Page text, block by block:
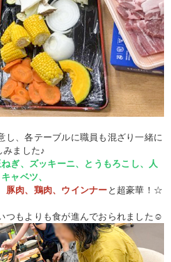
し、各テーブルに職員も混ざり一緒に
みました♪
ぎ、ズッキーニ、とうもろこし、人
ャベツ、
豚肉、鶏肉、ウインナー と超豪華！☆
つもよりも食が進んでおられました☺